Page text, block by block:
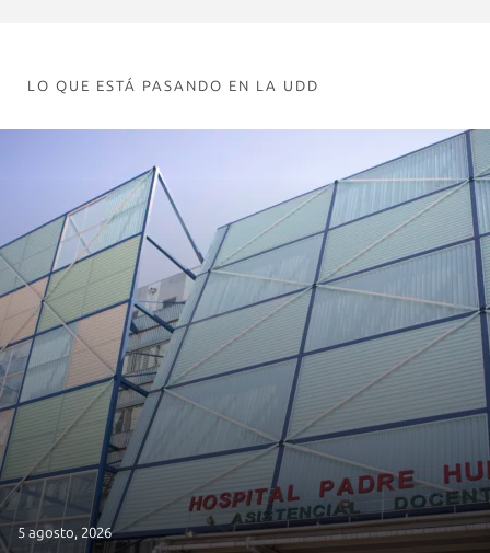
LO QUE ESTÁ PASANDO EN LA UDD
5 agosto, 2026